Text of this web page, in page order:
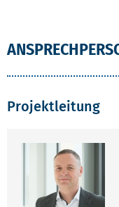
Projektleitung